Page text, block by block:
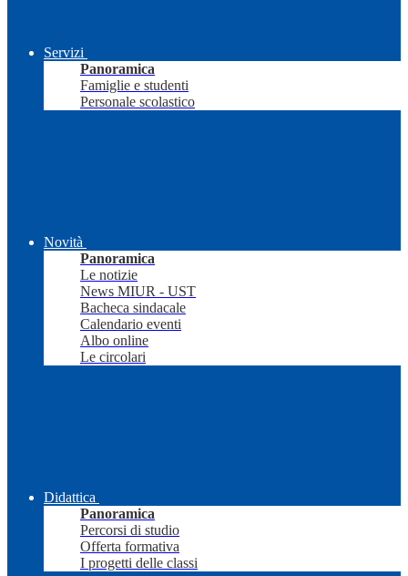
Servizi
Panoramica
Famiglie e studenti
Personale scolastico
Novità
Panoramica
Le notizie
News MIUR - UST
Bacheca sindacale
Calendario eventi
Albo online
Le circolari
Didattica
Panoramica
Percorsi di studio
Offerta formativa
I progetti delle classi